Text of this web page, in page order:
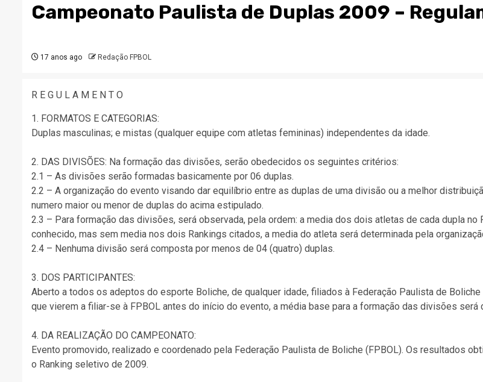
Campeonato Paulista de Duplas 2009 –
17 anos ago Redação FPBOL
R E G U L A M E N T O
1. FORMATOS E CATEGORIAS:
Duplas masculinas; e mistas (qualquer equipe com atletas femininas) independentes da idade.
2. DAS DIVISÕES: Na formação das divisões, serão obedecidos os seguintes critérios:
2.1 – As divisões serão formadas basicamente por 06 duplas.
2.2 – A organização do evento visando dar equilíbrio entre as duplas de uma divisão ou a melhor
numero maior ou menor de duplas do acima estipulado.
2.3 – Para formação das divisões, será observada, pela ordem: a media dos dois atletas de cada dupla no
conhecido, mas sem media nos dois Rankings citados, a media do atleta será determinada pela
2.4 – Nenhuma divisão será composta por menos de 04 (quatro) duplas.
3. DOS PARTICIPANTES:
Aberto a todos os adeptos do esporte Boliche, de qualquer idade, filiados à Federação Paulista de
que vierem a filiar-se à FPBOL antes do início do evento, a média base para a formação das divisões será
4. DA REALIZAÇÃO DO CAMPEONATO:
Evento promovido, realizado e coordenado pela Federação Paulista de Boliche (FPBOL). Os resultados
o Ranking seletivo de 2009.